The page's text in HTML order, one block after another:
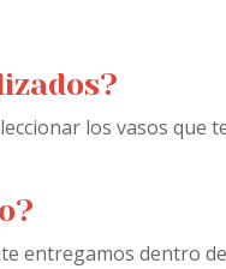
los vasos que
entregamos dentro